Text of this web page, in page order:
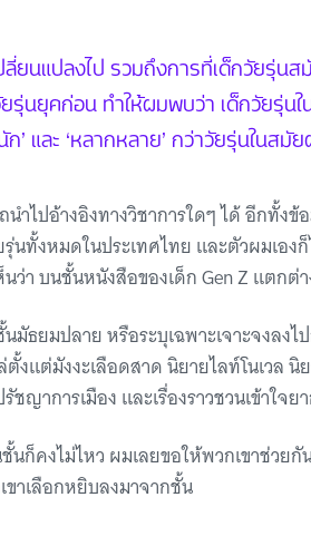
ยนแปลงไป รวมถึงการที่เด็กวัยรุ่น
รุ่นยุคก่อน ทำให้ผมพบว่า เด็กวัยรุ่น
’ และ ‘หลากหลาย’ กว่าวัยรุ่นในสมั
ำไปอ้างอิงทางวิชาการใดๆ ได้ อีกทั้
นทั้งหมดในประเทศไทย และตัวผมเอง
ว่า บนชั้นหนังสือของเด็ก Gen Z แตกต่
ธยมปลาย หรือระบุเฉพาะเจาะจงลง
งแต่มังงะเลือดสาด นิยายไลท์โนเวล
ญาการเมือง และเรื่องราวชวนเข้าใจ
ก็คงไม่ไหว ผมเลยขอให้พวกเขาช่วย
าเลือกหยิบลงมาจากชั้น